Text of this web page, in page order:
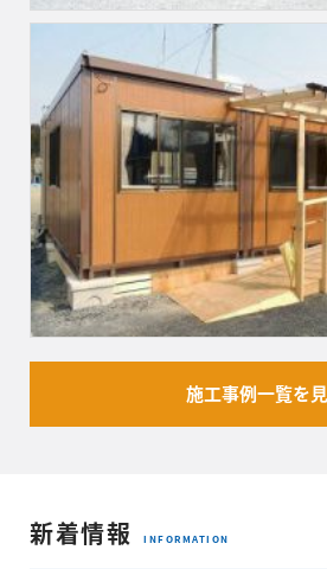
施工事例一覧を
新着情報 INFORMATION